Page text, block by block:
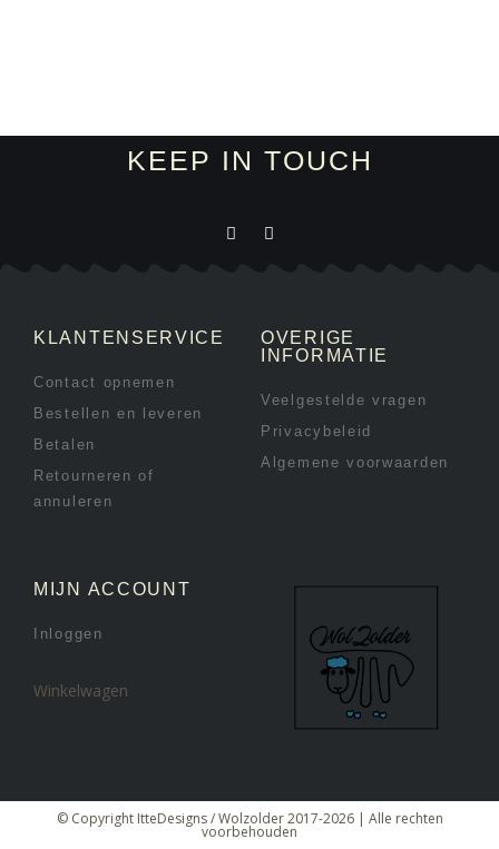
KEEP IN TOUCH
KLANTENSERVICE
Contact opnemen
Bestellen en leveren
Betalen
Retourneren of
annuleren
OVERIGE
INFORMATIE
Veelgestelde vragen
Privacybeleid
Algemene voorwaarden
MIJN ACCOUNT
Inloggen
Winkelwagen
© Copyright ItteDesigns / Wolzolder 2017-2026 | Alle rechten
voorbehouden